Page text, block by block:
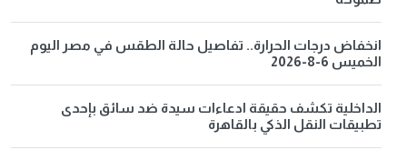
انخفاض درجات الحرارة.. تفاصيل حالة الطقس في مصر اليوم
الخميس 6-8-2026
الداخلية تكشف حقيقة ادعاءات سيدة ضد سائق بإحدى
تطبيقات النقل الذكي بالقاهرة